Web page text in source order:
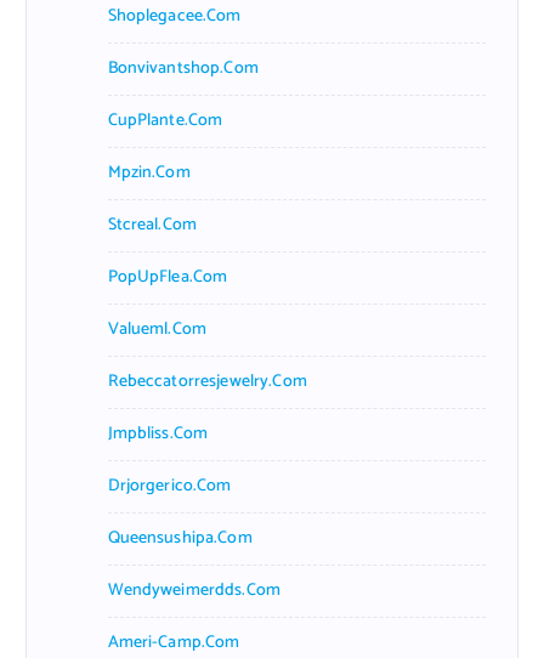
Shoplegacee.com
Bonvivantshop.com
CupPlante.com
Mpzin.com
Stcreal.com
PopUpFlea.com
Valueml.com
Rebeccatorresjewelry.com
Jmpbliss.com
Drjorgerico.com
Queensushipa.com
Wendyweimerdds.com
Ameri-Camp.com